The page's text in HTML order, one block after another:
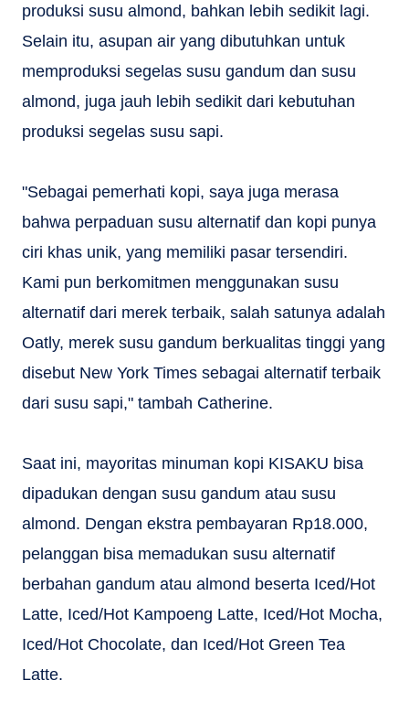
produksi susu almond, bahkan lebih sedikit lagi.
Selain itu, asupan air yang dibutuhkan untuk
memproduksi segelas susu gandum dan susu
almond, juga jauh lebih sedikit dari kebutuhan
produksi segelas susu sapi.
"Sebagai pemerhati kopi, saya juga merasa
bahwa perpaduan susu alternatif dan kopi punya
ciri khas unik, yang memiliki pasar tersendiri.
Kami pun berkomitmen menggunakan susu
alternatif dari merek terbaik, salah satunya adalah
Oatly, merek susu gandum berkualitas tinggi yang
disebut New York Times sebagai alternatif terbaik
dari susu sapi," tambah Catherine.
Saat ini, mayoritas minuman kopi KISAKU bisa
dipadukan dengan susu gandum atau susu
almond. Dengan ekstra pembayaran Rp18.000,
pelanggan bisa memadukan susu alternatif
berbahan gandum atau almond beserta Iced/Hot
Latte, Iced/Hot Kampoeng Latte, Iced/Hot Mocha,
Iced/Hot Chocolate, dan Iced/Hot Green Tea
Latte.